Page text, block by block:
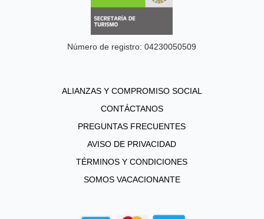
Número de registro: 04230050509
ALIANZAS Y COMPROMISO SOCIAL
CONTÁCTANOS
PREGUNTAS FRECUENTES
AVISO DE PRIVACIDAD
TÉRMINOS Y CONDICIONES
SOMOS VACACIONANTE